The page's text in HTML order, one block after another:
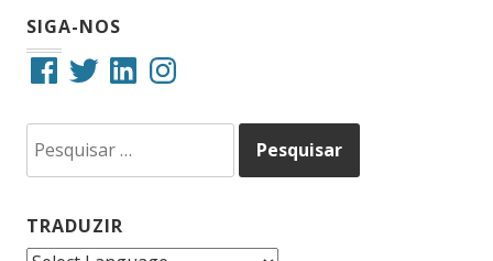
SIGA-NOS
FacebookTwitterLinkedInInstagram
por:
TRADUZIR